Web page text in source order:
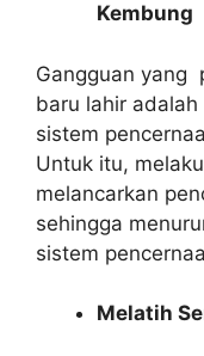
Kembung
Gangguan yang
baru lahir
sistem
Untuk itu,
melancarkan
sehingga
sistem
Melatih